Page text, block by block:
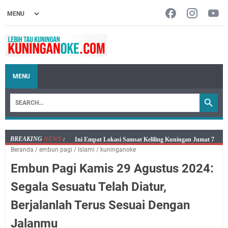
MENU
BREAKING NEWS :
Jumat 7 Agustus 2026 Mobil SIM Keliling Ada di
Kecamatan Sindangagung
Embun Pagi Jumat 8 Agustus 2026: Jika Keberkahan
Kelaparan Meskipun Memiliki Sekarung Penuh Uang
Salat Lima Waktu itu Bukan Cuma Kewajiban, Tapi
Beranda / embun pagi / Islami / kuninganoke
Embun Pagi Kamis 29 Agustus 2024:
Segala Sesuatu Telah Diatur,
Berjalanlah Terus Sesuai Dengan
Jalanmu